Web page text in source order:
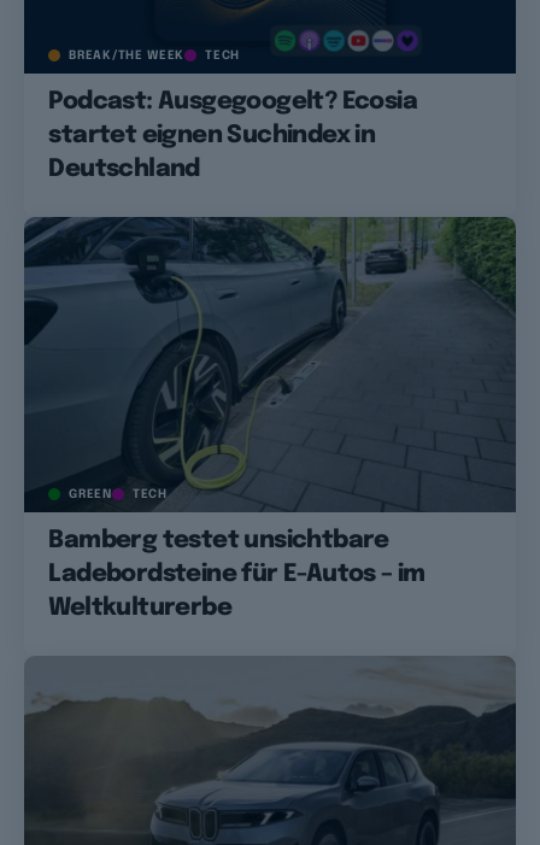
BREAK/THE WEEK TECH
Podcast: Ausgegoogelt? Ecosia
startet eignen Suchindex in
Deutschland
GREEN TECH
Bamberg testet unsichtbare
Ladebordsteine für E-Autos – im
Weltkulturerbe